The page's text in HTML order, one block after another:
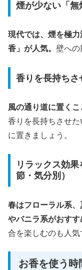
煙が少ない「
現代では、煙を極
香」が人気。 壁への
香りを長持ち
風の通り道に置くこ
香りを長持ちさせ
に置きましょう。
リラックス効
節・気分別）
春はフローラル系
やバニラ系がおすす
合を楽しむのも人気
お香を使う